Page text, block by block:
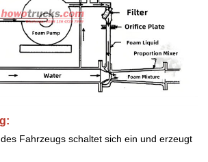
Fahrzeugs schaltet sich ein und erzeugt